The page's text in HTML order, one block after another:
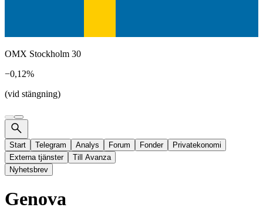
OMX Stockholm 30
−0,12%
(vid stängning)
Start Telegram Analys Forum Fonder
Privatekonomi
Externa tjänster
Till Avanza
Nyhetsbrev
Genova